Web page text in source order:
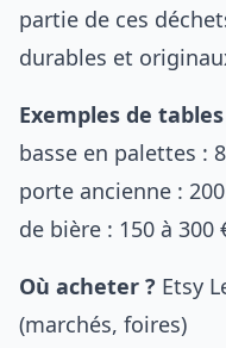
partie de ces
durables et
Exemples de
basse en palettes :
porte ancienne :
de bière : 150 à 300
Où acheter ? Etsy
(marchés, foires)